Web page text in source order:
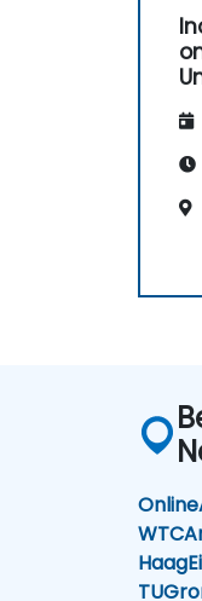
Online
WTC
Haag
TU